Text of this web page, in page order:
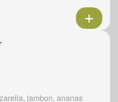
jambon, ananas